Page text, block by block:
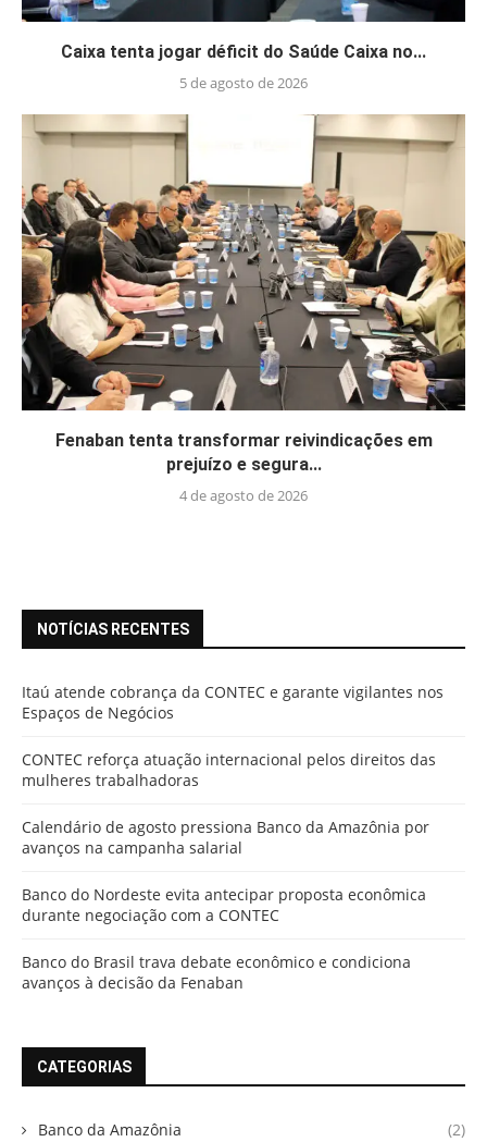
Caixa tenta jogar déficit do Saúde Caixa no...
5 de agosto de 2026
Fenaban tenta transformar reivindicações em
prejuízo e segura...
4 de agosto de 2026
NOTÍCIAS RECENTES
Itaú atende cobrança da CONTEC e garante vigilantes nos
Espaços de Negócios
CONTEC reforça atuação internacional pelos direitos das
mulheres trabalhadoras
Calendário de agosto pressiona Banco da Amazônia por
avanços na campanha salarial
Banco do Nordeste evita antecipar proposta econômica
durante negociação com a CONTEC
Banco do Brasil trava debate econômico e condiciona
avanços à decisão da Fenaban
CATEGORIAS
Banco da Amazônia (2)